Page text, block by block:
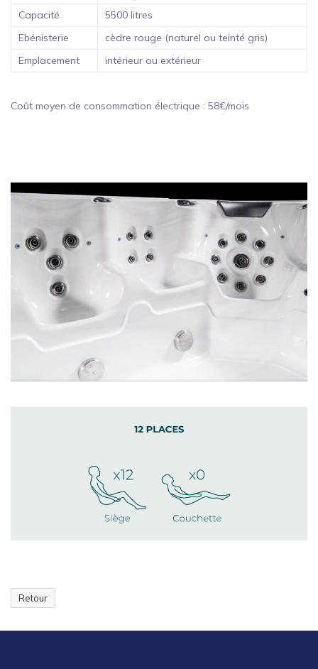
Capacité
5500 litres
Ebénisterie
cèdre rouge (naturel ou teinté gris)
Emplacement
intérieur ou extérieur
Coût moyen de consommation électrique : 58€/mois
Retour